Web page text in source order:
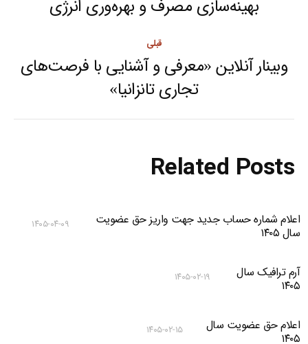
قبلی
Previous
post:
وبینار آنلاین «معرفی و آشنایی با فرصت‌های
تجاری تانزانیا»
post:
بهینه‌سازی مصرف و بهره‌وری انرژی
Related Posts
اعلام شماره حساب جدید جهت واریز حق عضویت
سال ۱۴۰۵
۱۴۰۵-۰۴-۰۹
آرم ترافیک سال
۱۴۰۵
۱۴۰۵-۰۲-۱۹
اعلام حق عضویت سال
۱۴۰۵
۱۴۰۵-۰۲-۱۵